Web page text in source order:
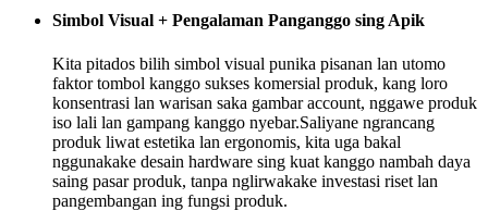
Simbol Visual + Pengalaman Panganggo sing Apik
Kita pitados bilih simbol visual punika pisanan lan utomo
faktor tombol kanggo sukses komersial produk, kang loro
konsentrasi lan warisan saka gambar account, nggawe produk
iso lali lan gampang kanggo nyebar.Saliyane ngrancang
produk liwat estetika lan ergonomis, kita uga bakal
nggunakake desain hardware sing kuat kanggo nambah daya
saing pasar produk, tanpa nglirwakake investasi riset lan
pangembangan ing fungsi produk.